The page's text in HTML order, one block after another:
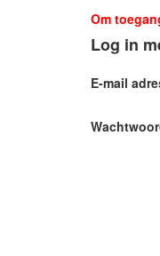
Om
Log in
E-mail